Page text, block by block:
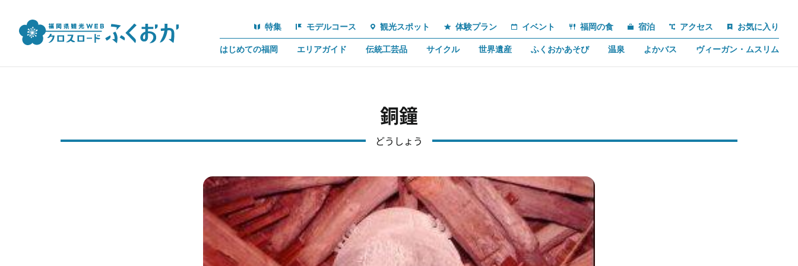
特集 モデルコース 観光スポット 体験プラン イベント 福岡の食 宿泊 アクセス お気に入り
はじめての福岡 エリアガイド 伝統工芸品 サイクル 世界遺産 ふくおかあそび 温泉 よかバス ヴィーガン・ムスリム
銅鐘
どうしょう